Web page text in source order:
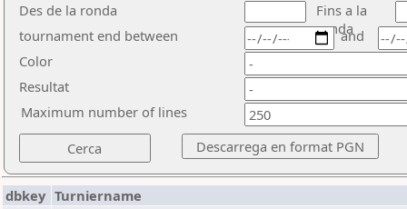
Des de la ronda
Fins a la
ronda
tournament end between
Color
Resultat
and
Maximum number of lines
dbkey Turniername